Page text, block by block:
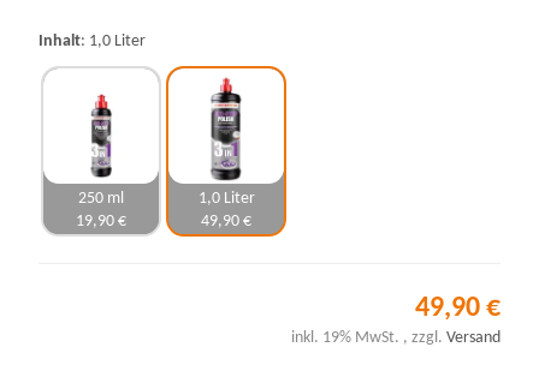
Inhalt 1,0 Liter
250 ml
19,90 €
1,0 Liter
49,90 €
49,90 €
inkl. 19% MwSt. , zzgl. Versand